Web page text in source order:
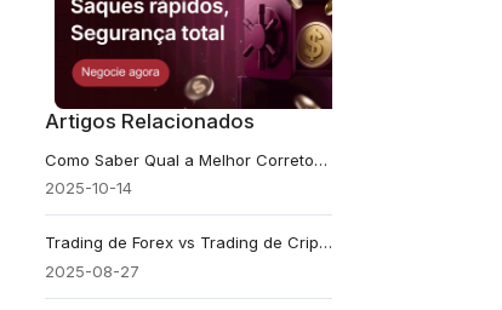
Artigos Relacionados
Como Saber Qual a Melhor Corretora de CFD no Cenário de Negociação Atual
2025-10-14
Trading de Forex vs Trading de Criptomoedas: Qual Mercado é Melhor Para Iniciantes Hoje?
2025-08-27